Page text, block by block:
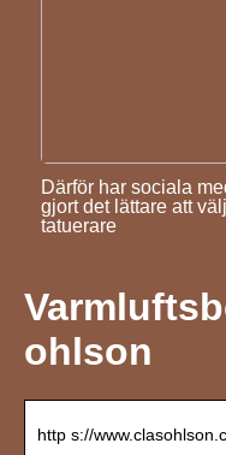
Därför har sociala
gjort det lättare att
tatuerare
ohlson
http s://